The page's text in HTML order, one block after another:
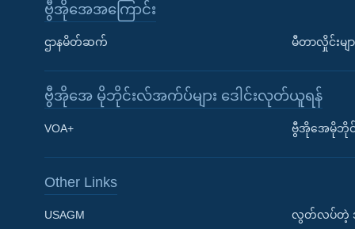
Learning English
ဗွီအိုအေအကြောင်း
ဌာနမိတ်ဆက် မီတာလှိုင်းမျာ
ဗွီအိုအေ မိုဘိုင်းလ်အက်ပ်များ ဒေါင်းလုတ်ယူရန်
VOA+ ဗွီအိုအေမိုဘို
Other Links
USAGM လွတ်လပ်တဲ့ အ